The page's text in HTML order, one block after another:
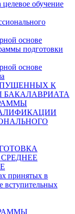
обучение
основе
подготовки
основе
К
БАКАЛАВРИАТА
СРЕДНЕЕ
принятых в
вступительных